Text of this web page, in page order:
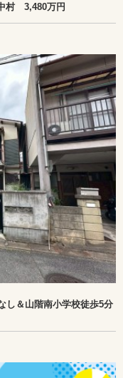
村 3,480万円
し＆山階南小学校徒歩5分